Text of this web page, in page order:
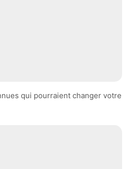
qui pourraient changer votre